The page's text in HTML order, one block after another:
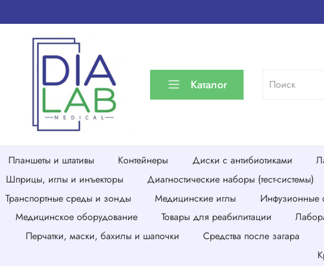
Каталог
Планшеты и штативы Контейнеры Диски с антибиотиками
Шприцы, иглы и инъекторы
Диагностические наборы (тест-системы)
Транспортные среды и зонды
Медицинские иглы Инфузионные
Медицинское оборудование
Товары для реабилитации
Перчатки, маски, бахилы и шапочки
Средства после загара